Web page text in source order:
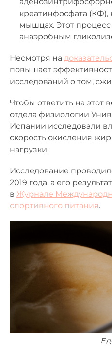
креатинфосфата (КФ),
мышцах. Этот процесс
анаэробным
Несмотря на
повышает
исследований о том,
Чтобы ответить на этот
отдела физиологии
Испании исследовали
скорость окисления
нагрузки.
Исследование
2019 года, а его
в Журнале
спортивного питания.